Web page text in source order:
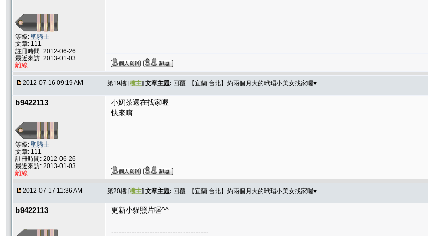
等級: 聖騎士
文章: 111
註冊時間: 2012-06-26
最近來訪: 2013-01-03
離線
2012-07-16 09:19 AM 第19樓 [樓主] 文章主題: 回覆: 【宜蘭.台北】約兩個月大的玳瑁小美女找家喔♥
b9422113
等級: 聖騎士
文章: 111
註冊時間: 2012-06-26
最近來訪: 2013-01-03
離線
小奶茶還在找家喔
快來唷
2012-07-17 11:36 AM 第20樓 [樓主] 文章主題: 回覆: 【宜蘭.台北】約兩個月大的玳瑁小美女找家喔♥
b9422113 更新小貓照片喔^^
--------------------------------------